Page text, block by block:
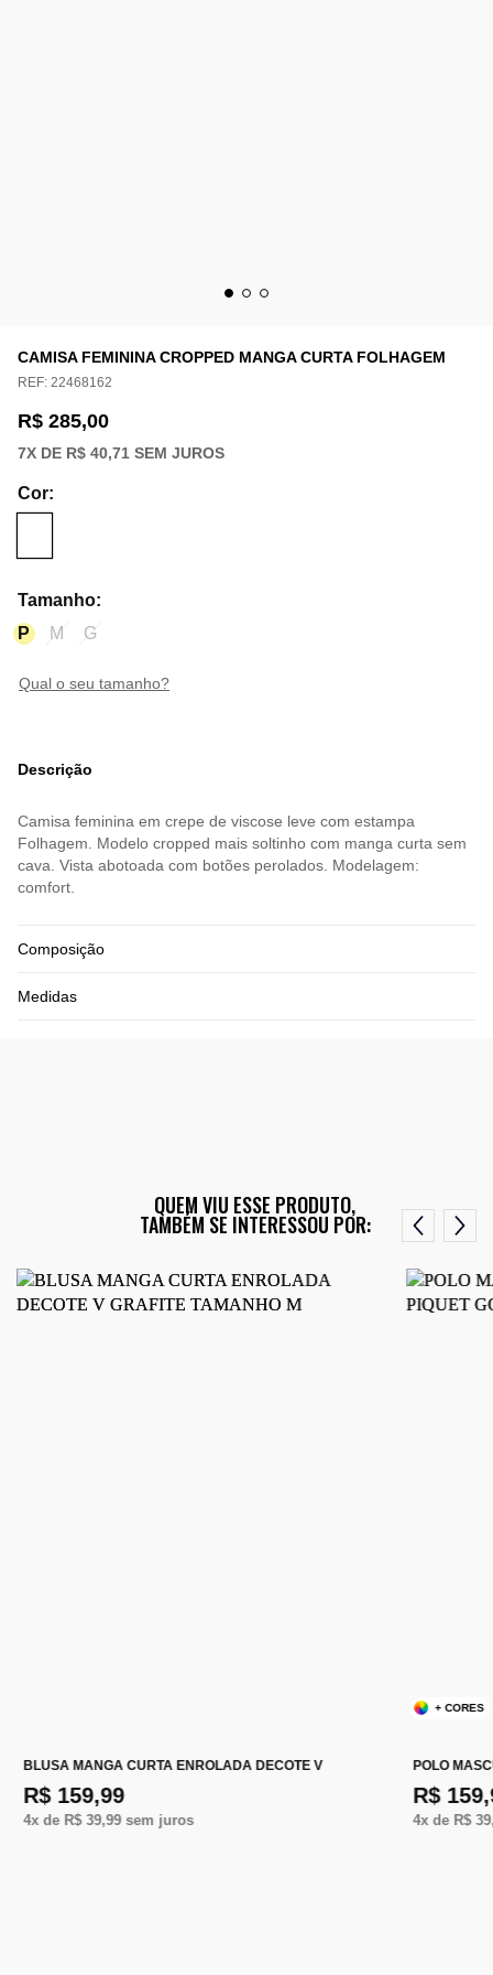
CAMISA FEMININA CROPPED MANGA CURTA FOLHAGEM
REF: 22468162
R$ 285,00
7X DE R$ 40,71 SEM JUROS
Cor:
Tamanho:
P
M G
qual o seu tamanho?
Descrição
Camisa feminina em crepe de viscose leve com estampa
Folhagem. Modelo cropped mais soltinho com manga curta sem
cava. Vista abotoada com botões perolados. Modelagem:
comfort.
Composição
Medidas
QUEM VIU ESSE PRODUTO,
TAMBÉM SE INTERESSOU POR:
BLUSA MANGA CURTA ENROLADA DECOTE V
R$ 159,99
4x de R$ 39,99sem juros
+ CORES
POLO
R$
4x de R$